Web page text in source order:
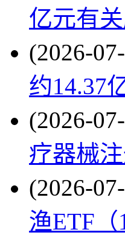
亿元有
(2026-
约14.37
(2026-
疗器械
(2026-
渔ETF